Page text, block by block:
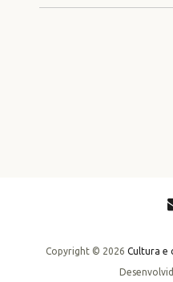
Copyright © 2026 Cultura e